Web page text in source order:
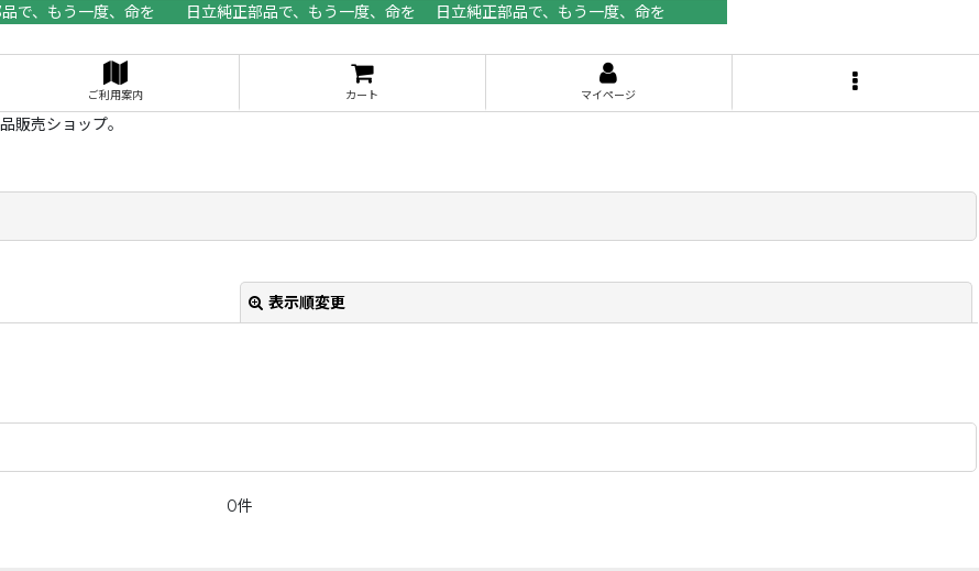
品で、もう一度、命を 日立純正部品で、もう一度、命を 日立純正部品で、もう一度、命を
ご利用案内 カート マイページ
販売ショップ。
表示順変更
0件